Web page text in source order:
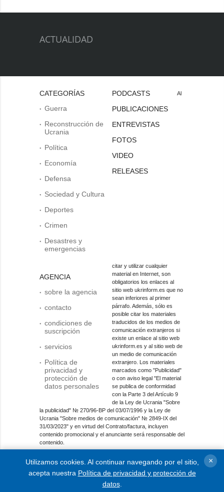
ACTUALIDAD
CATEGORÍAS
Guerra
Reconstrucción de
Ucrania
Política
Economía
Defensa
Sociedad y Cultura
Deportes
Crimen
Desastres y
emergencias
AGENCIA
sobre la agencia
contacto
condiciones de
suscripción
servicios
Política de
privacidad y
protección de
datos personales
PODCASTS
PUBLICACIONES
ENTREVISTAS
FOTOS
VIDEO
RELEASES
Al
citar y utilizar cualquier
material en Internet, son
obligatorios los enlaces al
sitio web ukrinform.es que no
sean inferiores al primer
párrafo. Además, sólo es
posible citar los materiales
traducidos de los medios de
comunicación extranjeros si
existe un enlace al sitio web
ukrinform.es y al sitio web de
un medio de comunicación
extranjero. Los materiales
marcados como "Publicidad"
o con aviso legal "El material
se publica de conformidad
con la Parte 3 del Artículo 9
de la Ley de Ucrania "Sobre
la publicidad" № 270/96-ВР del 03/07/1996 y la Ley de
Ucrania "Sobre medios de comunicación" № 2849-IX del
31/03/2023" y en virtud del Contrato/factura, incluyen
contenido promocional y el anunciante será responsable del
contenido.
Entidad de medios en línea; identificador de medios: R40-
01421.
© 2015-2026 Ukrinform. Todos los derechos reservados.
Utilizamos cookies. Al continuar navegando por el sitio,
acepta nuestra Política de privacidad y protección de
datos.
×